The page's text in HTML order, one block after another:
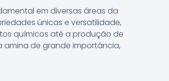
em diversas áreas da
únicas e versatilidade,
químicos até a produção de
de grande importância,